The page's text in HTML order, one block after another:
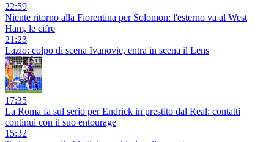
22:59
Niente ritorno alla Fiorentina per Solomon: l'esterno va al West
Ham, le cifre
21:23
Lazio: colpo di scena Ivanovic, entra in scena il Lens
17:35
La Roma fa sul serio per Endrick in prestito dal Real: contatti
continui con il suo entourage
15:32